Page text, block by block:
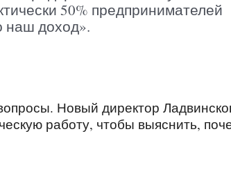
50% предпринимателей
наш доход».
Новый директор
работу, чтобы выяснить,